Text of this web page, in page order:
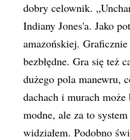
dobry celownik.
Indiany Jones'a. Jako
amazońskiej.
bezbłędne. Gra się też
dużego pola manewru,
dachach i murach
modne, ale za to
widziałem. Podobno